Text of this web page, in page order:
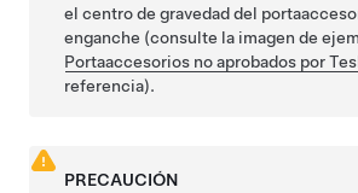
el centro de gravedad del
enganche (consulte la imagen de
Portaaccesorios no aprobados por
referencia).
PRECAUCIÓN